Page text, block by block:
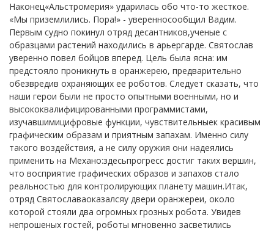
Наконец«Альстромерия» ударилась обо что-то жесткое.
«Мы приземлились. Пора!» - уверенносообщил Вадим.
Первым судно покинул отряд десантников,ученые с
образцами растений находились в арьергарде. Святослав
уверенно повел бойцов вперед. Цель была ясна: им
предстояло проникнуть в оранжерею, предварительно
обезвредив охраняющих ее роботов. Следует сказать, что
наши герои были не просто опытными военными, но и
высококвалифицированными программистами,
изучавшимицифровые функции, чувствительныек красивым
графическим образам и приятным запахам. Именно силу
такого воздействия, а не силу оружия они надеялись
применить на Механо:здесьпрогресс достиг таких вершин,
что восприятие графических образов и запахов стало
реальностью для контролирующих планету машин.Итак,
отряд Святославаоказалсяу двери оранжереи, около
которой стояли два огромных грозных робота. Увидев
непрошеных гостей, роботы мгновенно засветились